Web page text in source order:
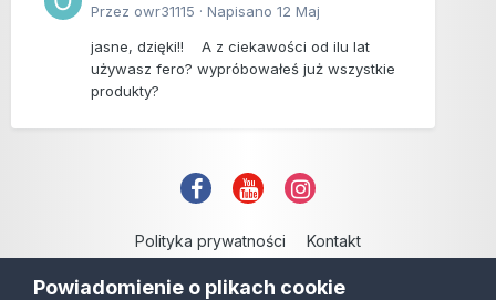
Przez owr31115 · Napisano 12 Maj
jasne, dzięki!! A z ciekawości od ilu lat
używasz fero? wypróbowałeś już wszystkie
produkty?
Polityka prywatności Kontakt
Powered by Invision Community
Powiadomienie o plikach cookie